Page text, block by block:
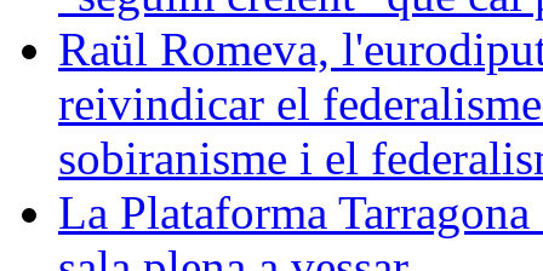
Raül Romeva,
reivindicar el
sobiranisme i el
La Plataforma